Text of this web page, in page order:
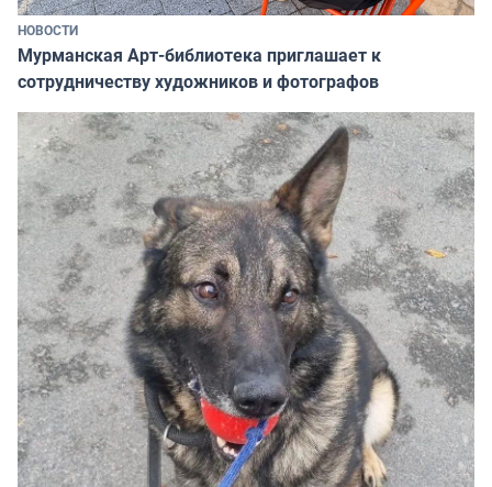
НОВОСТИ
Мурманская Арт-библиотека приглашает к
сотрудничеству художников и фотографов